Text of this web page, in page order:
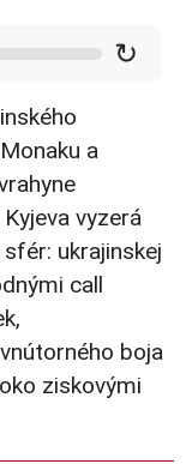
↻
a
vyzerá
ukrajinskej
call
boja
ziskovými